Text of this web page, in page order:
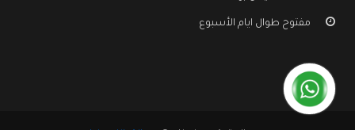
مفتوح طوال ايام الأسبوع